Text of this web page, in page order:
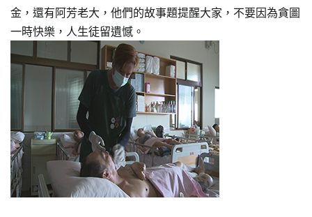
金，還有阿芳老大，他們的故事題提醒大家，不要因為貪圖
一時快樂，人生徒留遺憾。